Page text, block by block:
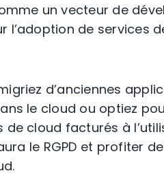
un vecteur de
l’adoption de services
d’anciennes
le cloud ou optiez
cloud facturés à
le RGPD et profiter